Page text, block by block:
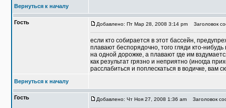
Вернуться к началу
Гость Добавлено: Пт Мар 28, 2008 3:14 pm Заголовок
если кто собирается в этот бассейн,
плавают беспорядочно, того гляди кто-
на одной дорожке, а плавают где им
как результат грязно и неприятно (иногда
расслабиться и поплескаться в водичке, вам
Вернуться к началу
Гость Добавлено: Чт Ноя 27, 2008 1:36 am Заголовок